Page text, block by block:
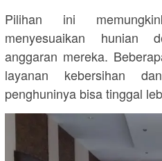
Pilihan ini
menyesuaikan hunian
anggaran mereka.
layanan kebersihan
penghuninya bisa tinggal